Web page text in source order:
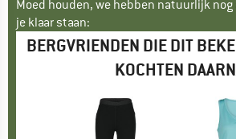
Moed houden, we hebben natuurlijk
je klaar staan:
BERGVRIENDEN DIE DIT
KOCHTEN